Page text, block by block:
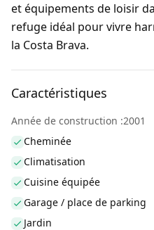
et équipements de loisir
refuge idéal pour vivre
la Costa Brava.
Caractéristiques
Année de construction :2001
Cheminée
Climatisation
Cuisine équipée
Garage / place de parking
Jardin